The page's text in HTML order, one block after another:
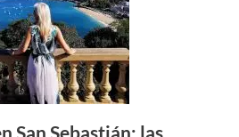
San Sebastián: las